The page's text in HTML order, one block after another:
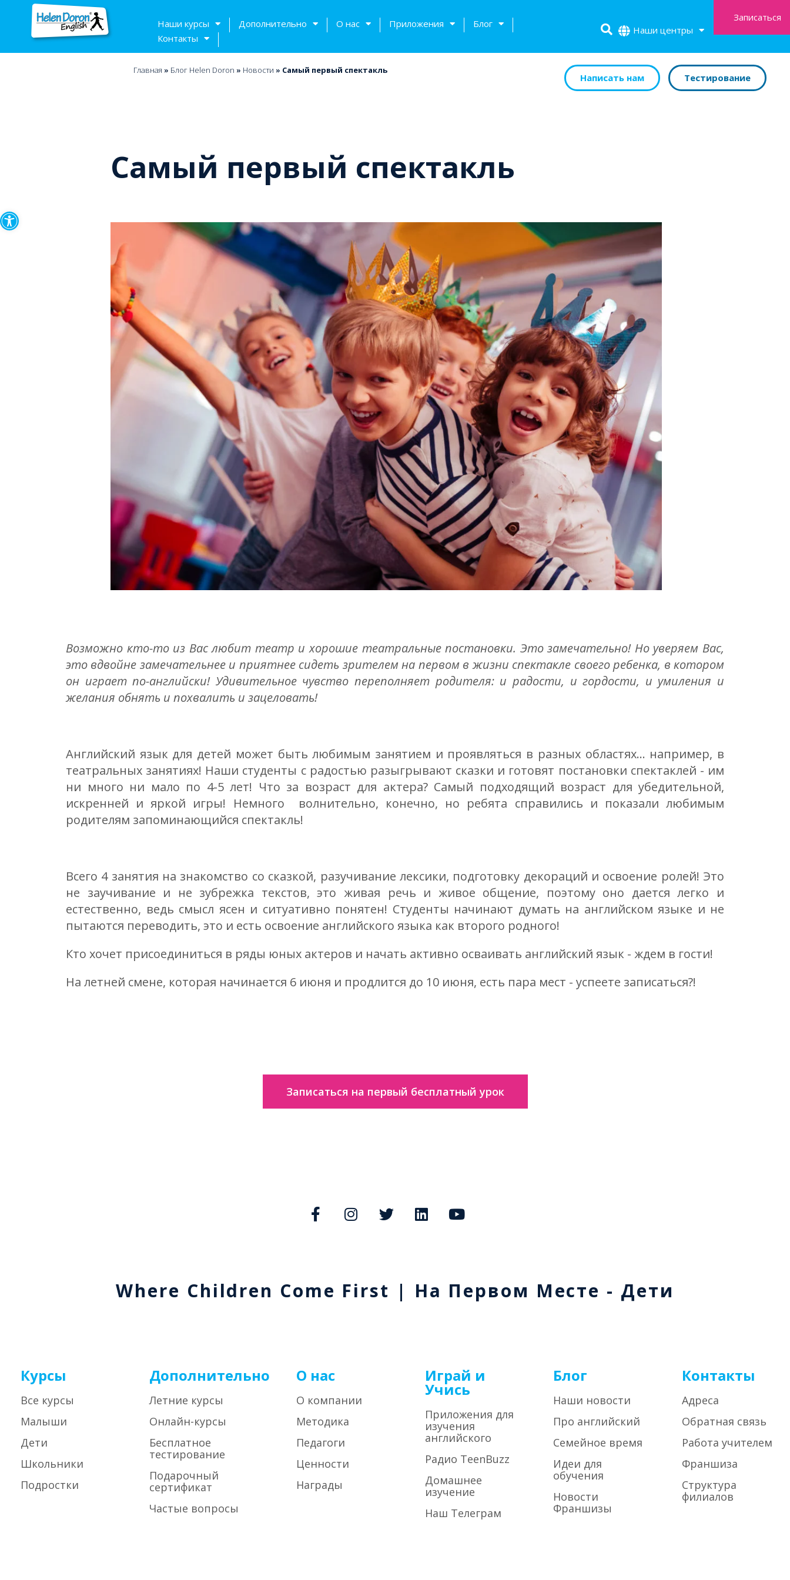
Открыть панель инструментов
Наши курсы Дополнительно О нас Приложения
Блог
Контакты
Наши центры
Записаться
Главная » Блог Helen Doron » Новости » Самый первый спектакль
Написать нам Тестирование
Самый первый спектакль
Возможно кто-то из Вас любит театр и хорошие театральные постановки. Это замечательно! Но уверяем Вас,
это вдвойне замечательнее и приятнее сидеть зрителем на первом в жизни спектакле своего ребенка, в котором
он играет по-английски! Удивительное чувство переполняет родителя: и радости, и гордости, и умиления и
желания обнять и похвалить и зацеловать!
Английский язык для детей может быть любимым занятием и проявляться в разных областях... например, в
театральных занятиях! Наши студенты с радостью разыгрывают сказки и готовят постановки спектаклей - им
ни много ни мало по 4-5 лет! Что за возраст для актера? Самый подходящий возраст для убедительной,
искренней и яркой игры! Немного волнительно, конечно, но ребята справились и показали любимым
родителям запоминающийся спектакль!
Всего 4 занятия на знакомство со сказкой, разучивание лексики, подготовку декораций и освоение ролей! Это
не заучивание и не зубрежка текстов, это живая речь и живое общение, поэтому оно дается легко и
естественно, ведь смысл ясен и ситуативно понятен! Студенты начинают думать на английском языке и не
пытаются переводить, это и есть освоение английского языка как второго родного!
Кто хочет присоединиться в ряды юных актеров и начать активно осваивать английский язык - ждем в гости!
На летней смене, которая начинается 6 июня и продлится до 10 июня, есть пара мест - успеете записаться?!
Записаться на первый бесплатный урок
Where Children Come First | На Первом Месте - Дети
Курсы
Все курсы
Малыши
Дети
Школьники
Подростки
Дополнительно
Летние курсы
Онлайн-курсы
Бесплатное
тестирование
Подарочный
сертификат
Частые вопросы
О нас
О компании
Методика
Педагоги
Ценности
Награды
Играй и
Учись
Приложения для
изучения
английского
Радио TeenBuzz
Домашнее
изучение
Наш Телеграм
Блог
Наши новости
Про английский
Семейное время
Идеи для
обучения
Новости
Франшизы
Контакты
Адреса
Обратная связь
Работа учителем
Франшиза
Структура
филиалов